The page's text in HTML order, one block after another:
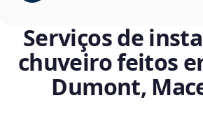
Serviços de
chuveiro feitos
Dumont,